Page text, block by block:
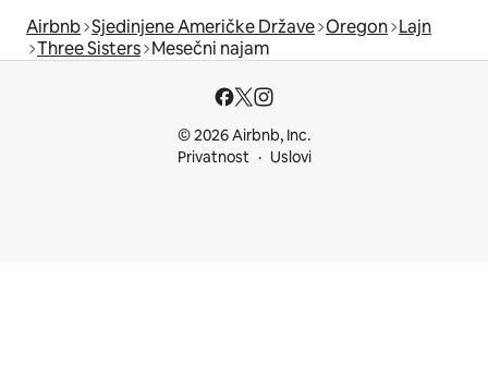
Airbnb Sjedinjene Američke Države Oregon Lajn
Three Sisters Mesečni najam
© 2026 Airbnb, Inc.
Privatnost
Uslovi